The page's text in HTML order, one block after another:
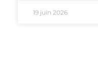
19 juin 2026